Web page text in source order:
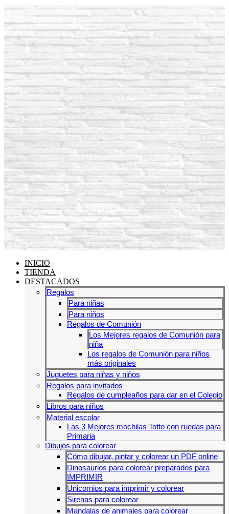
INICIO
TIENDA
DESTACADOS
Regalos
Para niñas
Para niños
Regalos de Comunión
Los Mejores regalos de Comunión para
niña
Los regalos de Comunión para niños
más originales
Juguetes para niñas y niños
Regalos para invitados
Regalos de cumpleaños para dar en el Colegio
Libros para niños
Material escolar
Las 3 Mejores mochilas Totto con ruedas para
Primaria
Dibujos para colorear
Cómo dibujar, pintar y colorear un PDF online
Dinosaurios para colorear preparados para
IMPRIMIR
Unicornios para imprimir y colorear
Sirenas para colorear
Mandalas de animales para colorear